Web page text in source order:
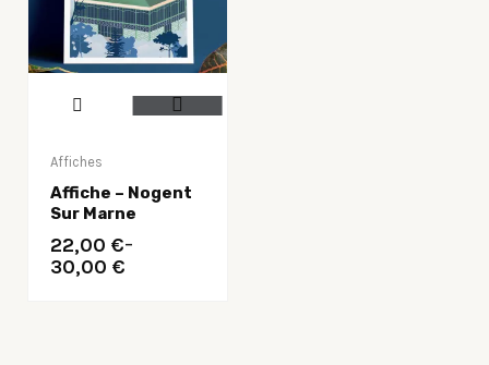
produit
plusieurs
variations.
Les
options
peuvent
Affiches
Affiche – Nogent
Sur Marne
22,00 €–
30,00 €